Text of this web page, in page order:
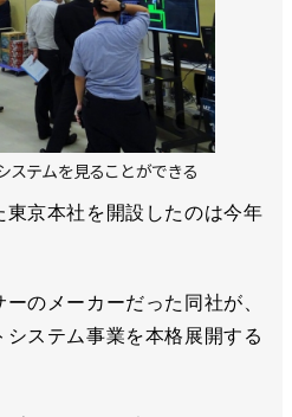
ステムを見ることができる
京本社を開設したのは今年
のメーカーだった同社が、
ステム事業を本格展開する